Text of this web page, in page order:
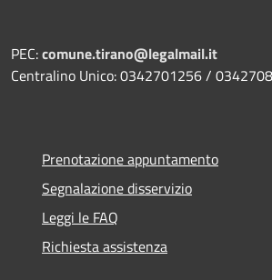
PEC:comune.tirano@legalmail.it
Centralino Unico: 0342701256 /
Prenotazione appuntamento
Segnalazione disservizio
Leggi le FAQ
Richiesta assistenza